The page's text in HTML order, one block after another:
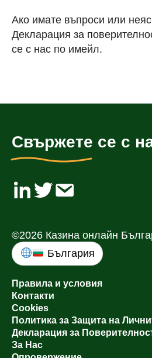
Ако имате въпроси или
Декларация за
се с нас по имейл.
Свържете се с
©2026 Казина онлайн
България
Правила и условия
Контакти
Cookies
Политика за Защита на
Декларация за
За Нас